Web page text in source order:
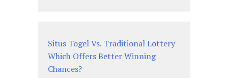
Situs Togel Vs. Traditional Lottery
Which Offers Better Winning
Chances?